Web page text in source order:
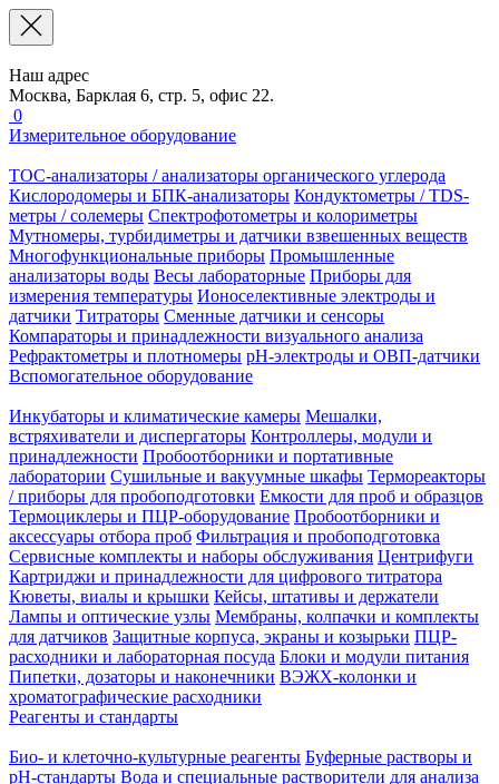
Наш адрес
Москва, Барклая 6, стр. 5, офис 22.
0
Измерительное оборудование
TOC-анализаторы / анализаторы органического углерода
Кислородомеры и БПК-анализаторы Кондуктометры / TDS-
метры / солемеры Спектрофотометры и колориметры
Мутномеры, турбидиметры и датчики взвешенных веществ
Многофункциональные приборы Промышленные
анализаторы воды Весы лабораторные Приборы для
измерения температуры Ионоселективные электроды и
датчики Титраторы Сменные датчики и сенсоры
Компараторы и принадлежности визуального анализа
Рефрактометры и плотномеры pH-электроды и ОВП-датчики
Вспомогательное оборудование
Инкубаторы и климатические камеры Мешалки,
встряхиватели и диспергаторы Контроллеры, модули и
принадлежности Пробоотборники и портативные
лаборатории Сушильные и вакуумные шкафы Термореакторы
/ приборы для пробоподготовки Емкости для проб и образцов
Термоциклеры и ПЦР-оборудование Пробоотборники и
аксессуары отбора проб Фильтрация и пробоподготовка
Сервисные комплекты и наборы обслуживания Центрифуги
Картриджи и принадлежности для цифрового титратора
Кюветы, виалы и крышки Кейсы, штативы и держатели
Лампы и оптические узлы Мембраны, колпачки и комплекты
для датчиков Защитные корпуса, экраны и козырьки ПЦР-
расходники и лабораторная посуда Блоки и модули питания
Пипетки, дозаторы и наконечники ВЭЖХ-колонки и
хроматографические расходники
Реагенты и стандарты
Био- и клеточно-культурные реагенты Буферные растворы и
pH-стандарты Вода и специальные растворители для анализа